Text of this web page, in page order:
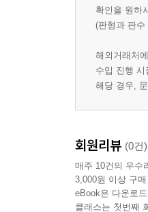
확인을 원하
(판형과 판
해외거래처
수입 진행
해당 경우,
회원리뷰 (0건)
매주 10건의 우수
3,000원 이상 구
eBook은 다운로
클래스는 첫번째